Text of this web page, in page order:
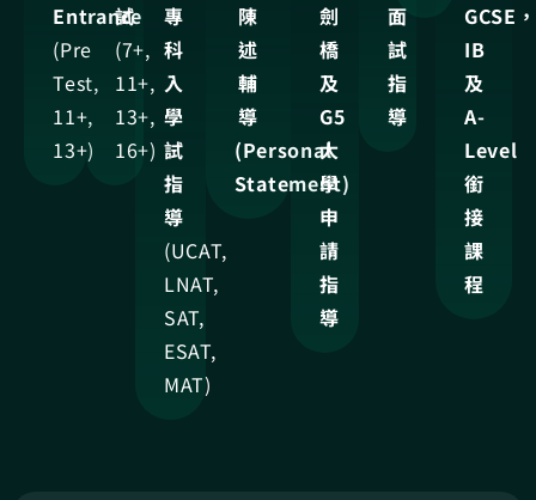
Entrance
(Pre
Test,
11+,
13+)
試
(7+,
11+,
13+,
16+)
專
科
入
學
試
指
導
(UCAT,
LNAT,
SAT,
ESAT,
MAT)
陳
述
輔
導
(Personal
Statement)
劍
橋
及
G5
大
學
申
請
指
導
面
試
指
導
GCSE，
IB
及
A-
Level
銜
接
課
程